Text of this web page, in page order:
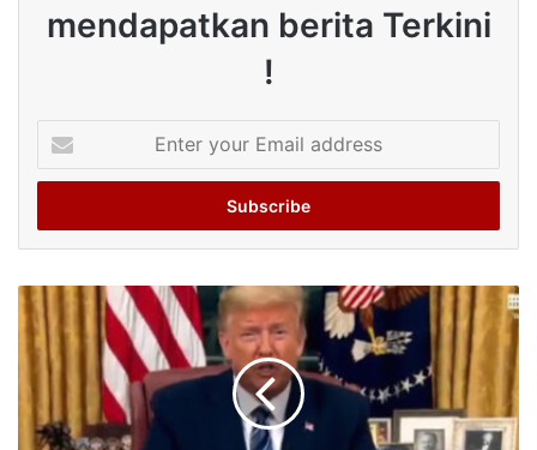
mendapatkan berita Terkini
!
your
Email